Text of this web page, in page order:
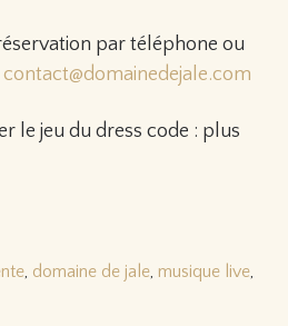
par téléphone ou
contact@domainedejale.com
le jeu du dress code : plus
, domaine de jale, musique live,